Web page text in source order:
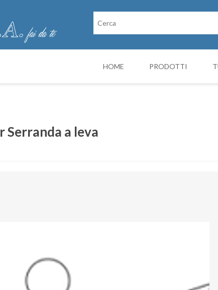
HOME PRODOTTI
Serranda a leva